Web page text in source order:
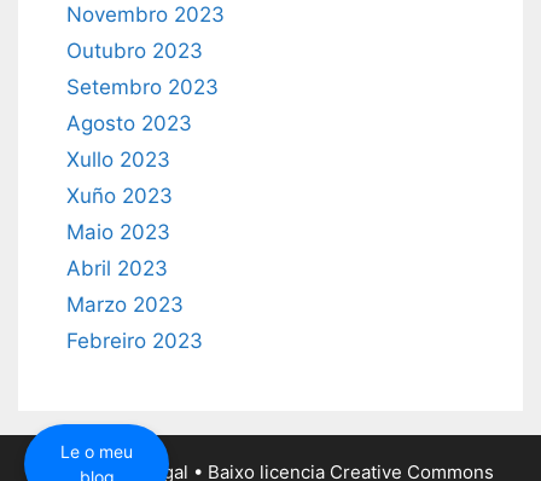
Le o meu
blog
Novembro 2023
Outubro 2023
Setembro 2023
Agosto 2023
Xullo 2023
Xuño 2023
Maio 2023
Abril 2023
Marzo 2023
Febreiro 2023
paulo@paulo.gal • Baixo licencia Creative Commons